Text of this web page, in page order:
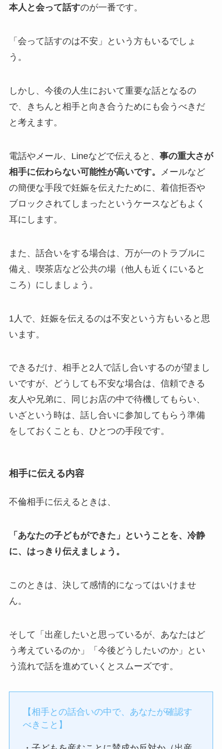
本人と会って話すのが一番です。
「会って話すのは不安」という方もいるでしょ
う。
しかし、今後の人生において重要な話となるの
で、きちんと相手と向き合うためにも会うべきだ
と考えます。
電話やメール、Lineなどで伝えると、 事の重大さが
相手に伝わらない可能性が高いです。
メールなど
の簡便な手段で妊娠を伝えたために、着信拒否や
ブロックされてしまったというケースなどもよく
耳にします。
また、話合いをする場合は、万が一のトラブルに
備え、喫茶店など公共の場（他人も近くにいると
ころ）にしましょう。
1人で、妊娠を伝えるのは不安という方もいると思
います。
できるだけ、相手と2人で話し合いするのが望まし
いですが、どうしても不安な場合は、信頼できる
友人や兄弟に、同じお店の中で待機してもらい、
いざという時は、話し合いに参加してもらう準備
をしておくことも、ひとつの手段です。
相手に伝える内容
不倫相手に伝えるときは、
「あなたの子どもができた」ということを、冷静
に、はっきり伝えましょう。
このときは、決して感情的になってはいけませ
ん。
そして「出産したいと思っているが、あなたはど
う考えているのか」「今後どうしたいのか」とい
う流れで話を進めていくとスムーズです。
【相手との話合いの中で、あなたが確認す
べきこと】